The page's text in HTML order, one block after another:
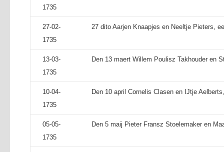
1735
27-02-
1735
27 dito Aarjen Knaapjes en Neeltje Pieters,
13-03-
1735
Den 13 maert Willem Poulisz Takhouder en
10-04-
1735
Den 10 april Cornelis Clasen en IJtje
05-05-
1735
Den 5 maij Pieter Fransz Stoelemaker en